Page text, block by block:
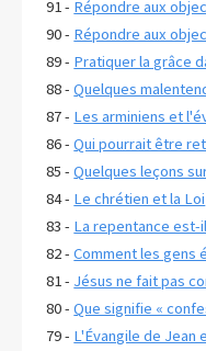
91 - Répondre aux
90 - Répondre aux
89 - Pratiquer la grâce
88 -Quelques
87 - Les arminiens et
86 -Qui pourrait être
85 -Quelques leçons
84 - Le chrétien et la Loi
83 - La repentance est-
82 -Comment les gens
81 - Jésus ne fait pas
80 -Que signifie «
79 - L'Évangile de